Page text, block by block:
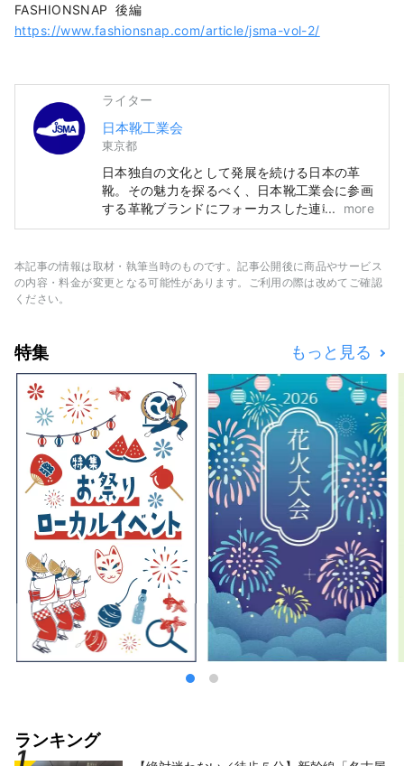
FASHIONSNAP 後編
https://www.fashionsnap.com/article/jsma-vol-2/
ライター
日本靴工業会
東京都
日本独自の文化として発展を続ける日本の革
靴。その魅力を探るべく、日本靴工業会に参画
する革靴ブランドにフォーカスした連載がスタ
ート！インフルエンサーのGENSEIさん＆ニン
ショップをクルーズします。
more
本記事の情報は取材・執筆当時のものです。記事公開後に商品やサービス
の内容・料金が変更となる可能性があります。ご利用の際は改めてご確認
ください。
特集 もっと見る
ランキング